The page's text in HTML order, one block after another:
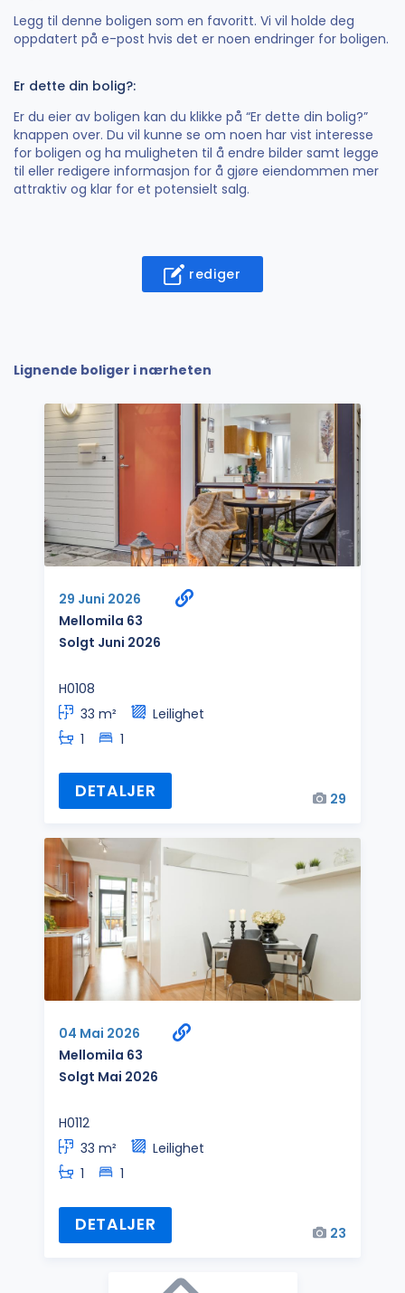
Legg til denne boligen som en favoritt. Vi vil holde deg
oppdatert på e-post hvis det er noen endringer for boligen.
Er dette din bolig?:
Er du eier av boligen kan du klikke på “Er dette din bolig?”
knappen over. Du vil kunne se om noen har vist interesse
for boligen og ha muligheten til å endre bilder samt legge
til eller redigere informasjon for å gjøre eiendommen mer
attraktiv og klar for et potensielt salg.
rediger
Lignende boliger i nærheten
29 Juni 2026
Mellomila 63
Solgt Juni 2026
H0108
33 m²
Leilighet
1
1
DETALJER 29
04 Mai 2026
Mellomila 63
Solgt Mai 2026
H0112
33 m²
Leilighet
1
1
DETALJER 23